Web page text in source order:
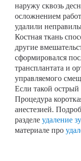
наружу сквозь
осложнением
удалили
Костная ткань
другие
сформировался
трансплантата и
управляемого
Если такой острый
Процедура
анестезией.
разделе удаление
материале про